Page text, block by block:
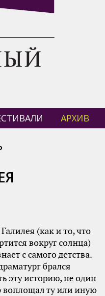
АРХИВ
(как и то, что
вокруг солнца)
с самого детства.
брался
эту историю, не один
воплощал ту или иную